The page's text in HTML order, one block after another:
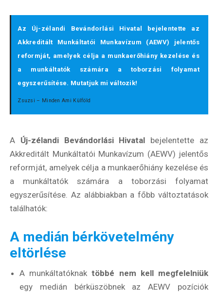
Az Új-zélandi Bevándorlási Hivatal bejelentette az
Akkreditált Munkáltatói Munkavízum (AEWV) jelentős
reformját, amelyek célja a munkaerőhiány kezelése és
a munkáltatók számára a toborzási folyamat
egyszerűsítése. Mutatjuk mi változik!
Zsuzsi – Minden Ami Külföld
A Új-zélandi Bevándorlási Hivatal bejelentette az
Akkreditált Munkáltatói Munkavízum (AEWV) jelentős
reformját, amelyek célja a munkaerőhiány kezelése és
a munkáltatók számára a toborzási folyamat
egyszerűsítése. Az alábbiakban a főbb változtatások
találhatók:
A medián bérkövetelmény
eltörlése
A munkáltatóknaktöbbé nem kell megfelelniük
egy medián bérküszöbnek az AEWV pozíciók